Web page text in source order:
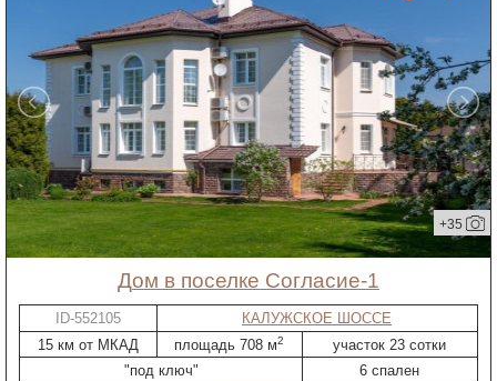
+35
дом в поселке Согласие-1
ID-552105
КАЛУЖСКОЕ ШОССЕ
15 км от МКАД
площадь 708 м2
участок 23 сотки
"под ключ"
6 спален